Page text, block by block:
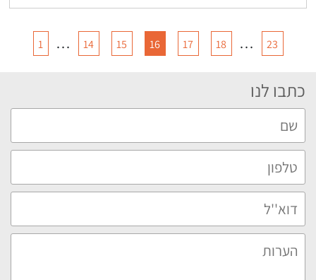
1 … 14 15 16 17 18 … 23
כתבו לנו